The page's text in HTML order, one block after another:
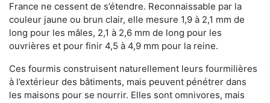
France ne cessent de s’étendre. Reconnaissable par la
couleur jaune ou brun clair, elle mesure 1,9 à 2,1 mm de
long pour les mâles, 2,1 à 2,6 mm de long pour les
ouvrières et pour finir 4,5 à 4,9 mm pour la reine.
Ces fourmis construisent naturellement leurs fourmilières
à l’extérieur des bâtiments, mais peuvent pénétrer dans
les maisons pour se nourrir. Elles sont omnivores, mais